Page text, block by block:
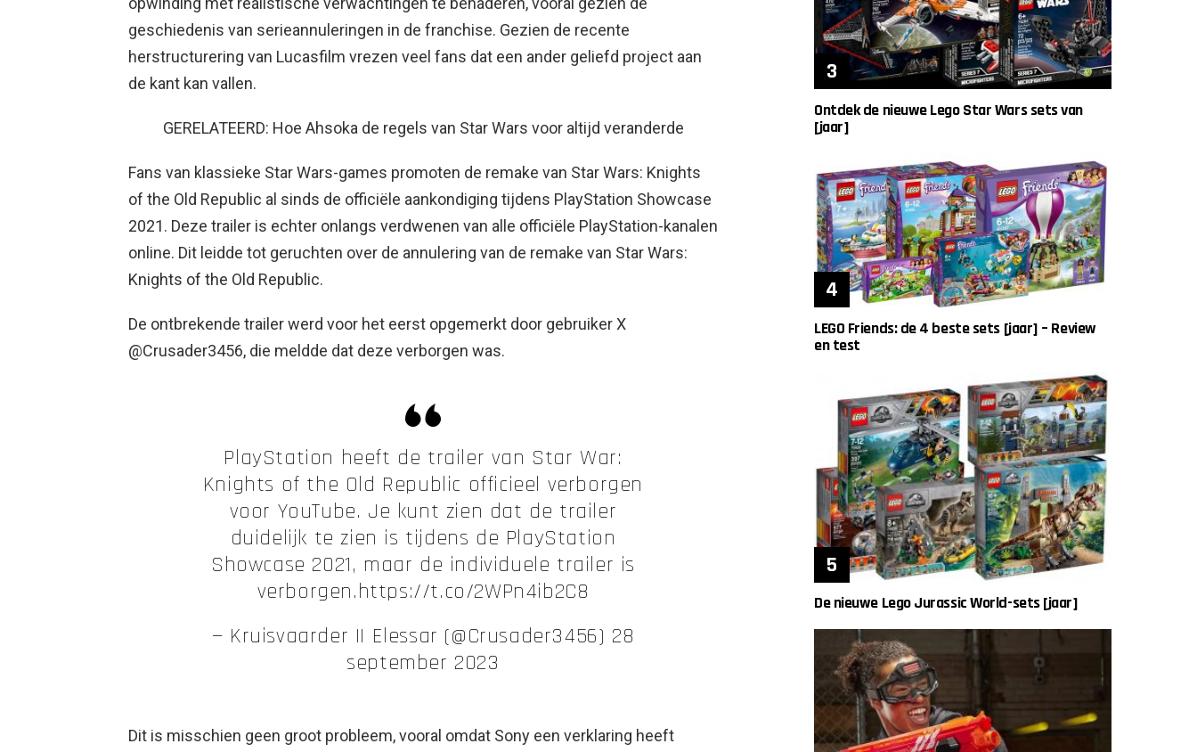
geschiedenis van serieannuleringen in de franchise. Gezien de recente
herstructurering van Lucasfilm vrezen veel fans dat een ander geliefd project aan
de kant kan vallen.
GERELATEERD: Hoe Ahsoka de regels van Star Wars voor altijd veranderde
Fans van klassieke Star Wars-games promoten de remake van Star Wars: Knights
of the Old Republic al sinds de officiële aankondiging tijdens PlayStation Showcase
2021. Deze trailer is echter onlangs verdwenen van alle officiële PlayStation-kanalen
online. Dit leidde tot geruchten over de annulering van de remake van Star Wars:
Knights of the Old Republic.
De ontbrekende trailer werd voor het eerst opgemerkt door gebruiker X
@Crusader3456, die meldde dat deze verborgen was.
PlayStation heeft de trailer van Star War:
Knights of the Old Republic officieel verborgen
voor YouTube. Je kunt zien dat de trailer
duidelijk te zien is tijdens de PlayStation
Showcase 2021, maar de individuele trailer is
verborgen.https://t.co/2WPn4ib2C8
— Kruisvaarder II Elessar (@Crusader3456) 28
september 2023
Dit is misschien geen groot probleem, vooral omdat Sony een verklaring heeft
Ontdek de nieuwe Lego Star Wars sets van
[jaar]
LEGO Friends: de 4 beste sets [jaar] – Review
en test
De nieuwe Lego Jurassic World-sets [jaar]